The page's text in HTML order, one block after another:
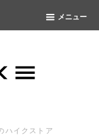
メニュー
ハイクストア